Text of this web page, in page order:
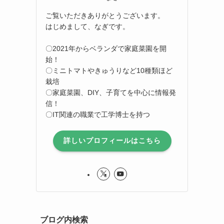
ご覧いただきありがとうございます。
はじめまして、なぎです。
〇2021年からベランダで家庭菜園を開
始！
〇ミニトマトやきゅうりなど10種類ほど
栽培
〇家庭菜園、DIY、子育てを中心に情報発
信！
〇IT関連の職業で工学博士を持つ
詳しいプロフィールはこちら
ブログ内検索